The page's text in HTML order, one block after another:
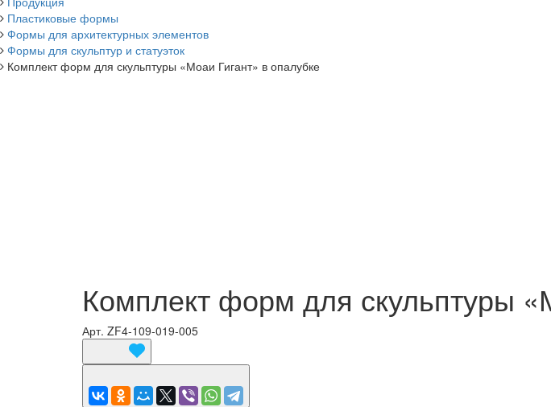
Пластиковые формы
Формы для архитектурных элементов
Формы для скульптур и статуэток
Комплект форм для скульптуры «Моаи Гигант» в опалубке
Комплект форм для скульптуры
Арт. ZF4-109-019-005